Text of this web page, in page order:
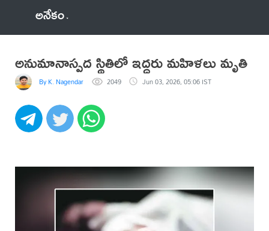
అనేకం
అనుమానాస్పద స్థితిలో ఇద్దరు మహిళలు మృతి
By K. Nagendar 2049 Jun 03, 2026, 05:06 IST